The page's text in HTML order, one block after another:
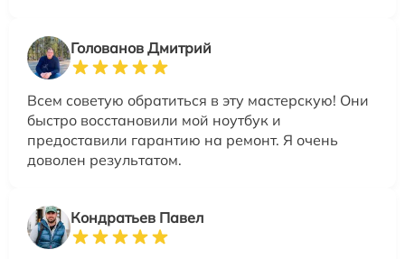
Голованов Дмитрий
Всем советую обратиться в эту мастерскую! Они
быстро восстановили мой ноутбук и
предоставили гарантию на ремонт. Я очень
доволен результатом.
Кондратьев Павел